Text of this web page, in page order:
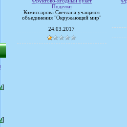
]
]
Поделки
Комиссарова Светлана учащаяся
объединения "Окружающий мир"
24.03.2017